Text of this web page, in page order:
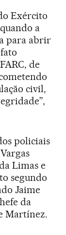
Exército
a
para abrir
de
civil,
policiais
Limas e
segundo
Jaime
da
Martínez.